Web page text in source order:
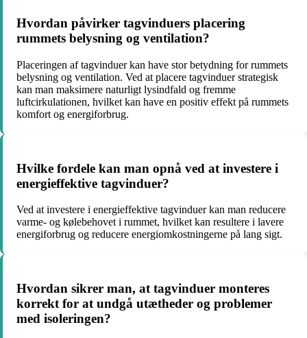
Hvordan påvirker tagvinduers placering
rummets belysning og ventilation?
Placeringen af tagvinduer kan have stor betydning for rummets
belysning og ventilation. Ved at placere tagvinduer strategisk
kan man maksimere naturligt lysindfald og fremme
luftcirkulationen, hvilket kan have en positiv effekt på rummets
komfort og energiforbrug.
Hvilke fordele kan man opnå ved at investere i
energieffektive tagvinduer?
Ved at investere i energieffektive tagvinduer kan man reducere
varme- og kølebehovet i rummet, hvilket kan resultere i lavere
energiforbrug og reducere energiomkostningerne på lang sigt.
Hvordan sikrer man, at tagvinduer monteres
korrekt for at undgå utætheder og problemer
med isoleringen?